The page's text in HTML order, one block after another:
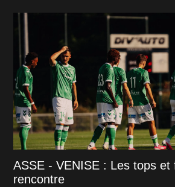
ASSE - VENISE : Les tops et
rencontre